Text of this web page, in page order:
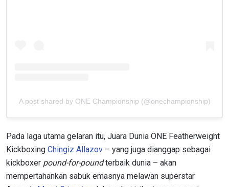
A post shared by ONE Championship (@onechampionship)
Pada laga utama gelaran itu, Juara Dunia ONE Featherweight
Kickboxing Chingiz Allazov – yang juga dianggap sebagai
kickboxer pound-for-poundterbaik dunia – akan
mempertahankan sabuk emasnya melawan superstar